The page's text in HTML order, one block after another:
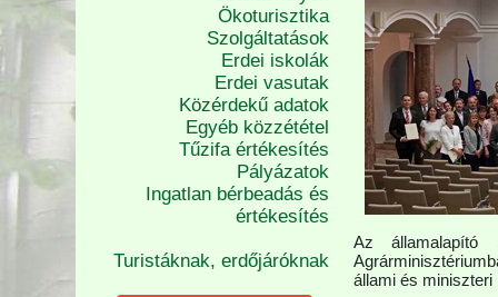
Ökoturisztika
Szolgáltatások
Erdei iskolák
Erdei vasutak
Közérdekű adatok
Egyéb közzététel
Tűzifa értékesítés
Pályázatok
Ingatlan bérbeadás és
értékesítés
Turistáknak, erdőjáróknak
Az államalapító
állami és miniszteri